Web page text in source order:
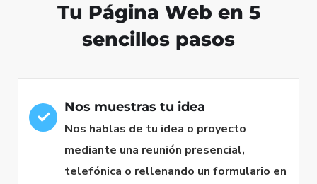
Tu Página Web en 5
sencillos pasos
Nos muestras tu idea
Nos hablas de tu idea o proyecto
mediante una reunión presencial,
telefónica o rellenando un formulario en